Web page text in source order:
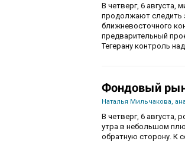
В четверг, 6
продолжают следить
ближневосточного
предварительный
Тегерану контроль
Фондовый
Наталья Мильчакова,
В четверг, 6 августа,
утра в небольшом
обратную сторону. К